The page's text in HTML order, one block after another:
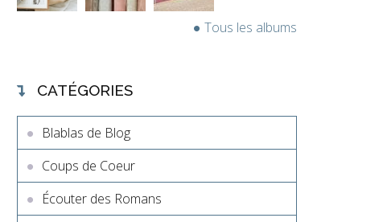
Tous les albums
CATÉGORIES
Blablas de Blog
Coups de Coeur
Écouter des Romans